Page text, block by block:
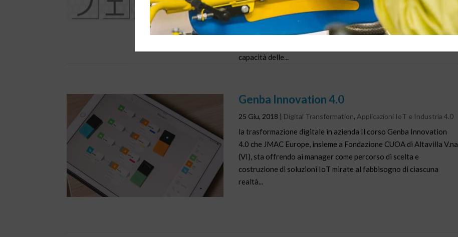
Monozukuri & Genba Empowerment Business Case Parade
Yokohama, 15 febbraio 2019 Pavese internazionale di esempi di
innovazione digitale Si annuncia vivace e densa di novità la mostra
capacità delle...
Genba Innovation 4.0
25 Giu, 2018 | Digital Transformation, Applicazioni IoT e Industria 4.0
la trasformazione digitale in azienda Il corso Genba Innovation
4.0 che JMAC Europe, insieme a Fondazione CUOA di Altavilla V.na
(VI), sta offrendo ai manager come percorso di scelta e
costruzione di soluzioni IoT mirate al fabbisogno di ciascuna
realtà...